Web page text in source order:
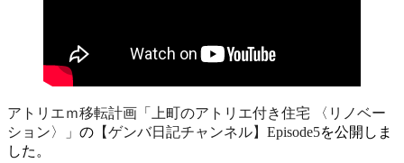
アトリエｍ移転計画「上町のアトリエ付き住宅 〈リノベー
ション〉」 の 【ゲンバ日記チャンネル】Episode5を公開しま
した。